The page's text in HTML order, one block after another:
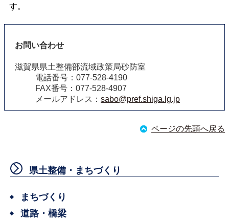
す。
お問い合わせ
滋賀県県土整備部流域政策局砂防室
電話番号：077-528-4190
FAX番号：077-528-4907
メールアドレス： sabo@pref.shiga.lg.jp
ページの先頭へ戻る
県土整備・まちづくり
まちづくり
道路・橋梁